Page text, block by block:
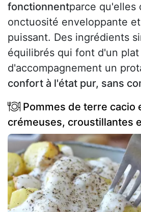
fonctionnentparce qu'elles
onctuosité enveloppante
puissant. Des ingrédients
équilibrés qui font d'un plat
d'accompagnement un
confort à l'état pur, sans
Pommes de terre cacio
crémeuses, croustillantes